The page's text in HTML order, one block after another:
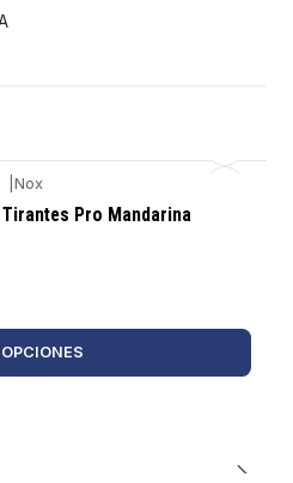
Nox
Pro Mandarina